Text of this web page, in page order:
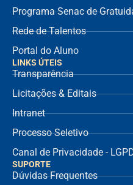
Programa Senac de
Rede de Talentos
Portal do Aluno
LINKS ÚTEIS
Transparência
Licitações & Editais
Intranet
Processo Seletivo
Canal de Privacidade -
SUPORTE
Dúvidas Frequentes